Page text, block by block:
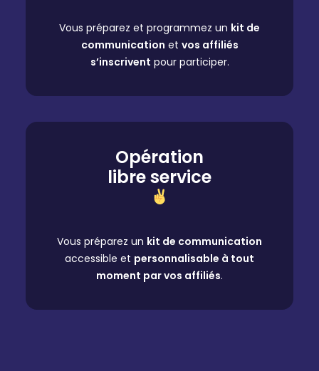
Vous préparez et programmez un kit de
communication et vos affiliés
s’inscrivent pour participer.
Opération
libre service
Vous préparez un kit de communication
accessible et personnalisable à tout
moment par vos affiliés.